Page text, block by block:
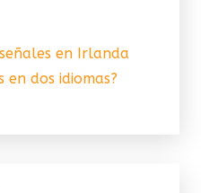
en Irlanda
en dos idiomas?